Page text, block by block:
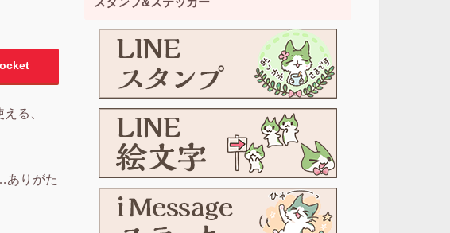
る、
ありがた